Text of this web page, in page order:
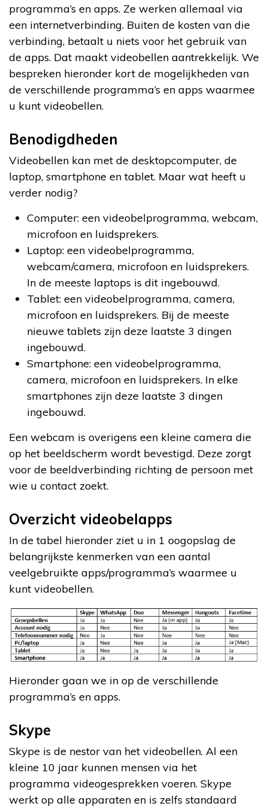
programma’s en apps. Ze werken allemaal via
een internetverbinding. Buiten de kosten van die
verbinding, betaalt u niets voor het gebruik van
de apps. Dat maakt videobellen aantrekkelijk. We
bespreken hieronder kort de mogelijkheden van
de verschillende programma’s en apps waarmee
u kunt videobellen.
Benodigdheden
Videobellen kan met de desktopcomputer, de
laptop, smartphone en tablet. Maar wat heeft u
verder nodig?
Computer: een videobelprogramma, webcam,
microfoon en luidsprekers.
Laptop: een videobelprogramma,
webcam/camera, microfoon en luidsprekers.
In de meeste laptops is dit ingebouwd.
Tablet: een videobelprogramma, camera,
microfoon en luidsprekers. Bij de meeste
nieuwe tablets zijn deze laatste 3 dingen
ingebouwd.
Smartphone: een videobelprogramma,
camera, microfoon en luidsprekers. In elke
smartphones zijn deze laatste 3 dingen
ingebouwd.
Een webcam is overigens een kleine camera die
op het beeldscherm wordt bevestigd. Deze zorgt
voor de beeldverbinding richting de persoon met
wie u contact zoekt.
Overzicht videobelapps
In de tabel hieronder ziet u in 1 oogopslag de
belangrijkste kenmerken van een aantal
veelgebruikte apps/programma’s waarmee u
kunt videobellen.
Hieronder gaan we in op de verschillende
programma’s en apps.
Skype
Skype is de nestor van het videobellen. Al een
kleine 10 jaar kunnen mensen via het
programma videogesprekken voeren. Skype
werkt op alle apparaten en is zelfs standaard